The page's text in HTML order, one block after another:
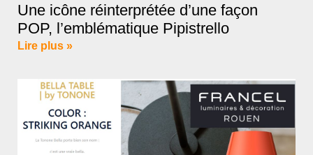
Une icône réinterprétée d’une façon
POP, l’emblématique Pipistrello
Lire plus »